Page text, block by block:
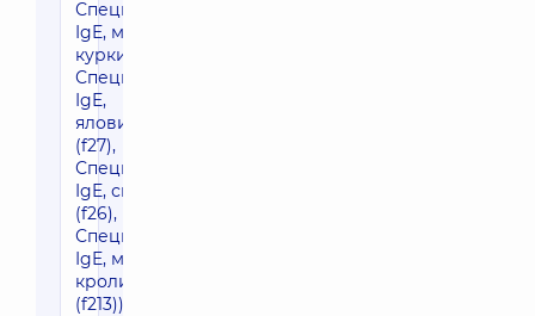
Специфічні
IgE, м'ясо
курки (f83),
Специфічні
IgE,
яловичина
(f27),
Специфічні
IgE, свинина
(f26),
Специфічні
IgE, м'ясо
кролика
(f213))